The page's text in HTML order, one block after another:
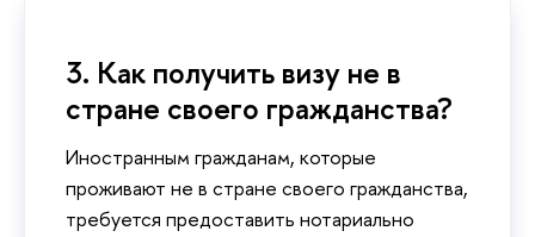
3. Как получить визу не в
стране своего гражданства?
Иностранным гражданам, которые
проживают не в стране своего гражданства,
требуется предоставить нотариально